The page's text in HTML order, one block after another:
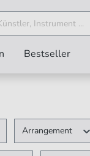
Bestseller
Arrangement